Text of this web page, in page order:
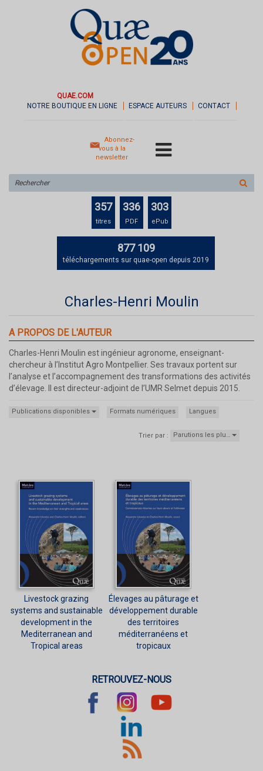
QUAE.COM
NOTRE BOUTIQUE EN LIGNE
ESPACE AUTEURS CONTACT
Abonnez-
vous à la
newsletter
sur
le
357
titres
336
PDF
303
ePub
877 109
téléchargements sur quae-open depuis 2019
Charles-Henri Moulin
A PROPOS DE L'AUTEUR
Charles-Henri Moulin est ingénieur agronome, enseignant-
chercheur à l’Institut Agro Montpellier. Ses travaux portent sur
l’analyse et l’accompagnement des transformations des activités
d’élevage. Il est directeur-adjoint de l’UMR Selmet depuis 2015.
Publications disponibles Formats numériques Langues
Trier par : Parutions les plu…
Livestock grazing
systems and sustainable
development in the
Mediterranean and
Tropical areas
Élevages au pâturage et
développement durable
des territoires
méditerranéens et
tropicaux
RETROUVEZ-NOUS